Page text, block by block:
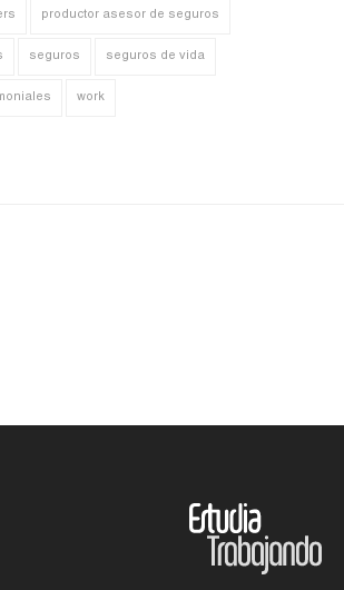
productor asesor de seguros
seguros seguros de vida
work